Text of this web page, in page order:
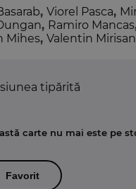
, Viorel Pasca,
, Ramiro Mancas
Mihes, Valentin Mirisan
tipărită
carte nu mai este pe
Favorit